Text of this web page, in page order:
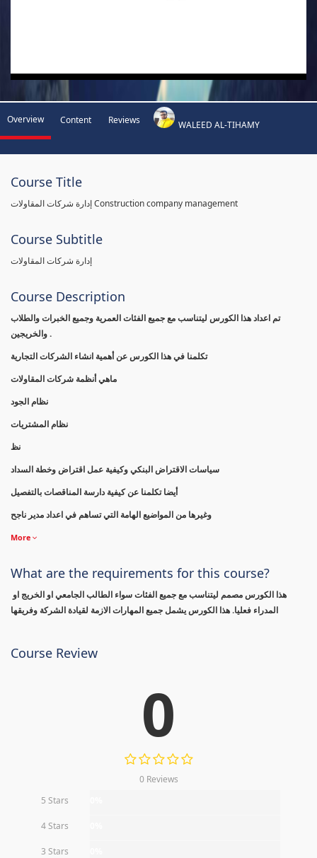
Overview Content Reviews WALEED AL-TIHAMY
Course Title
إدارة شركات المقاولات Construction company management
Course Subtitle
إدارة شركات المقاولات
Course Description
تم اعداد هذا الكورس ليتناسب مع جميع الفئات العمرية وجميع الخبرات والطلاب
والخريجين .
تكلمنا في هذا الكورس عن أهمية انشاء الشركات التجارية
ماهي أنظمة شركات المقاولات
نظام الجود
نظام المشتريات
نظ
سياسات الاقتراض البنكي وكيفية عمل اقتراض وخطة السداد
وغيرها من المواضيع الهامة التي تساهم في اعداد مدير ناجح
More
What are the requirements for this course?
المدراء فعليا. هذا الكورس يشمل جميع المهارات الازمة لقيادة الشركة وفريقها
Course Review
0
0 Reviews
5 Stars
4 Stars
3 Stars